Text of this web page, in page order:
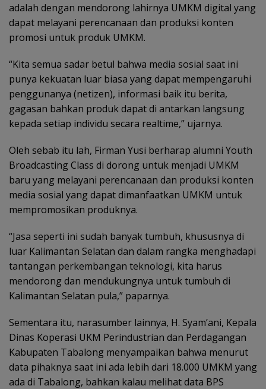
adalah dengan mendorong lahirnya UMKM digital yang
dapat melayani perencanaan dan produksi konten
promosi untuk produk UMKM.
“Kita semua sadar betul bahwa media sosial saat ini
punya kekuatan luar biasa yang dapat mempengaruhi
penggunanya (netizen), informasi baik itu berita,
gagasan bahkan produk dapat di antarkan langsung
kepada setiap individu secara realtime,” ujarnya.
Oleh sebab itu lah, Firman Yusi berharap alumni Youth
Broadcasting Class di dorong untuk menjadi UMKM
baru yang melayani perencanaan dan produksi konten
media sosial yang dapat dimanfaatkan UMKM untuk
mempromosikan produknya.
“Jasa seperti ini sudah banyak tumbuh, khususnya di
luar Kalimantan Selatan dan dalam rangka menghadapi
tantangan perkembangan teknologi, kita harus
mendorong dan mendukungnya untuk tumbuh di
Kalimantan Selatan pula,” paparnya.
Sementara itu, narasumber lainnya, H. Syam’ani, Kepala
Dinas Koperasi UKM Perindustrian dan Perdagangan
Kabupaten Tabalong menyampaikan bahwa menurut
data pihaknya saat ini ada lebih dari 18.000 UMKM yang
ada di Tabalong, bahkan kalau melihat data BPS